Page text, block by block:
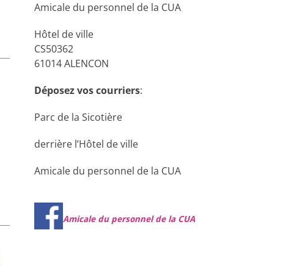
Amicale du personnel de la CUA
Hôtel de ville
CS50362
61014 ALENCON
Déposez vos courriers:
Parc de la Sicotière
derrière l’Hôtel de ville
Amicale du personnel de la CUA
Amicale du personnel de la CUA